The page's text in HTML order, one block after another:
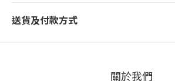
送貨及付款方式
關於我們